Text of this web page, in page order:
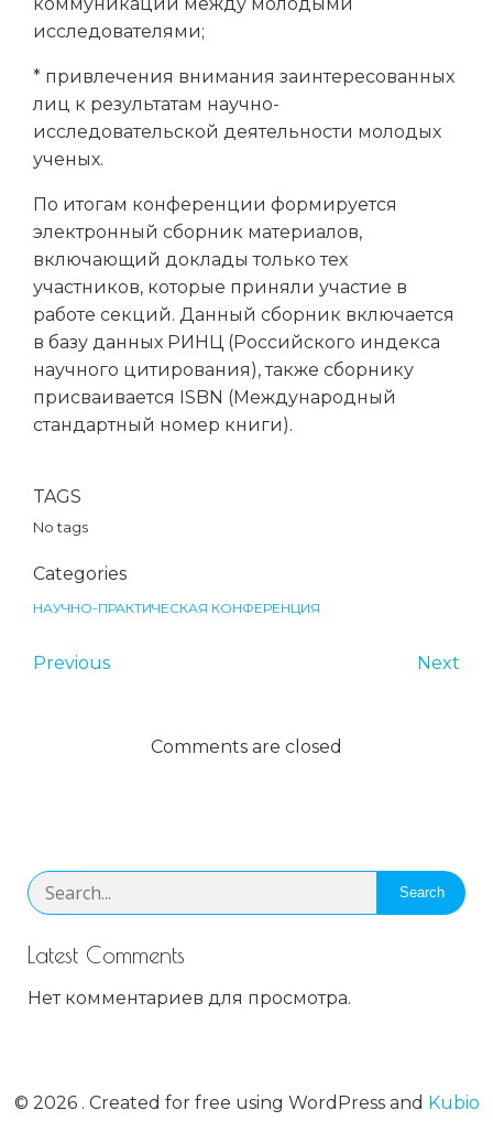
исследователями;
* привлечения внимания заинтересованных
лиц к результатам научно-
исследовательской деятельности молодых
ученых.
По итогам конференции формируется
электронный сборник материалов,
включающий доклады только тех
участников, которые приняли участие в
работе секций. Данный сборник включается
в базу данных РИНЦ (Российского индекса
научного цитирования), также сборнику
присваивается ISBN (Международный
стандартный номер книги).
TAGS
No tags
Categories
НАУЧНО-ПРАКТИЧЕСКАЯ КОНФЕРЕНЦИЯ
Previous Next
Comments are closed
Search
Latest Comments
Нет комментариев для просмотра.
© 2026 . Created for free using WordPress and Kubio